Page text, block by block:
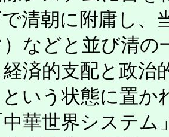
清朝に附庸し、
などと並び清の
済的支配と政
いう状態に置
華世界システム